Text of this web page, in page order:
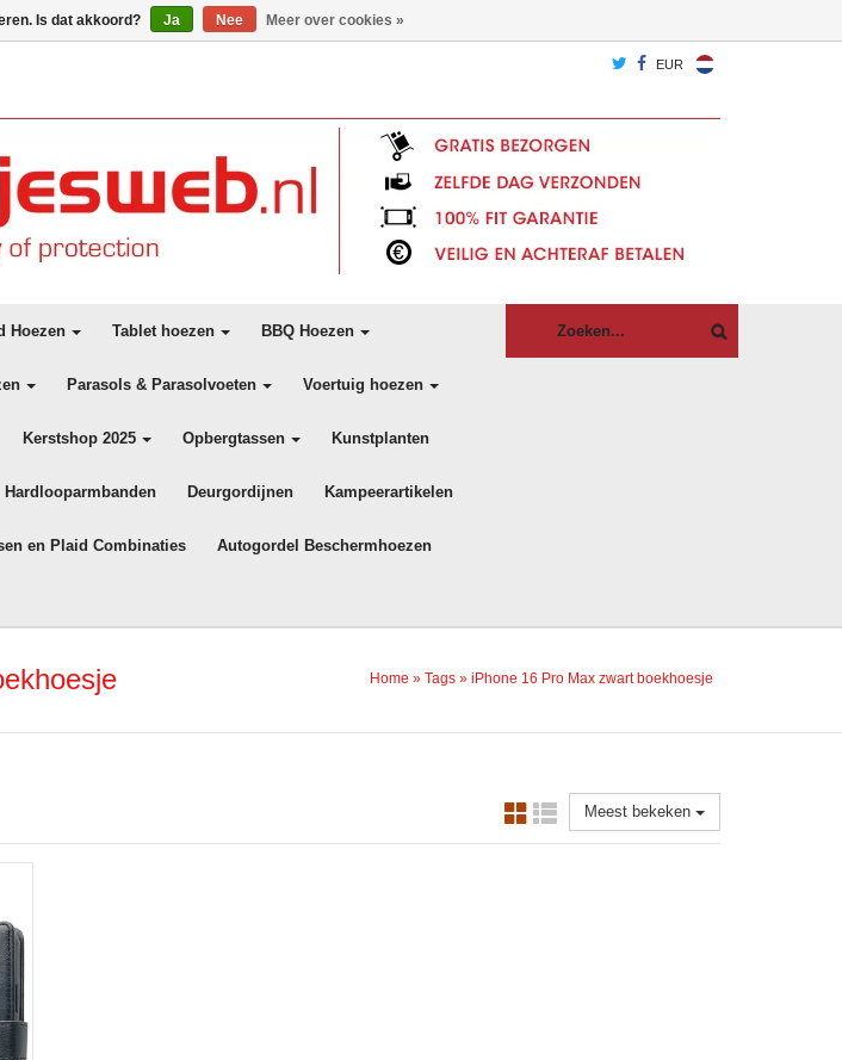
EUR
Hoezen Tablet hoezen BBQ Hoezen
Parasols & Parasolvoeten Voertuig hoezen
Kerstshop 2025 Opbergtassen Kunstplanten
Hardlooparmbanden Deurgordijnen Kampeerartikelen
en Plaid Combinaties Autogordel Beschermhoezen
Home » Tags » iPhone 16 Pro Max zwart boekhoesje
Meest bekeken
Is dat akkoord? Ja Nee Meer over cookies »